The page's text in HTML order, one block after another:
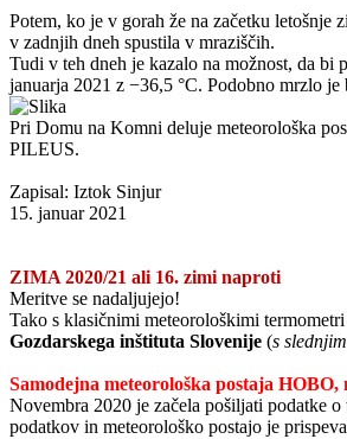
Potem, ko je v gorah že na začetku letošnje
v zadnjih dneh spustila v mraziščih.
Tudi v teh dneh je kazalo na možnost, da bi
januarja 2021 z −36,5 °C. Podobno mrzlo
Pri Domu na Komni deluje meteorološka
PILEUS.
Zapisal: Iztok Sinjur
15. januar 2021
ZIMA 2020/21 ali 16. zimi naproti
Meritve se nadaljujejo!
Tako s klasičnimi meteorološkimi
Gozdarskega inštituta Slovenije (s
Samodejna meteorološka postaja
Novembra 2020 je začela pošiljati podatke
podatkov in meteorološko postajo je